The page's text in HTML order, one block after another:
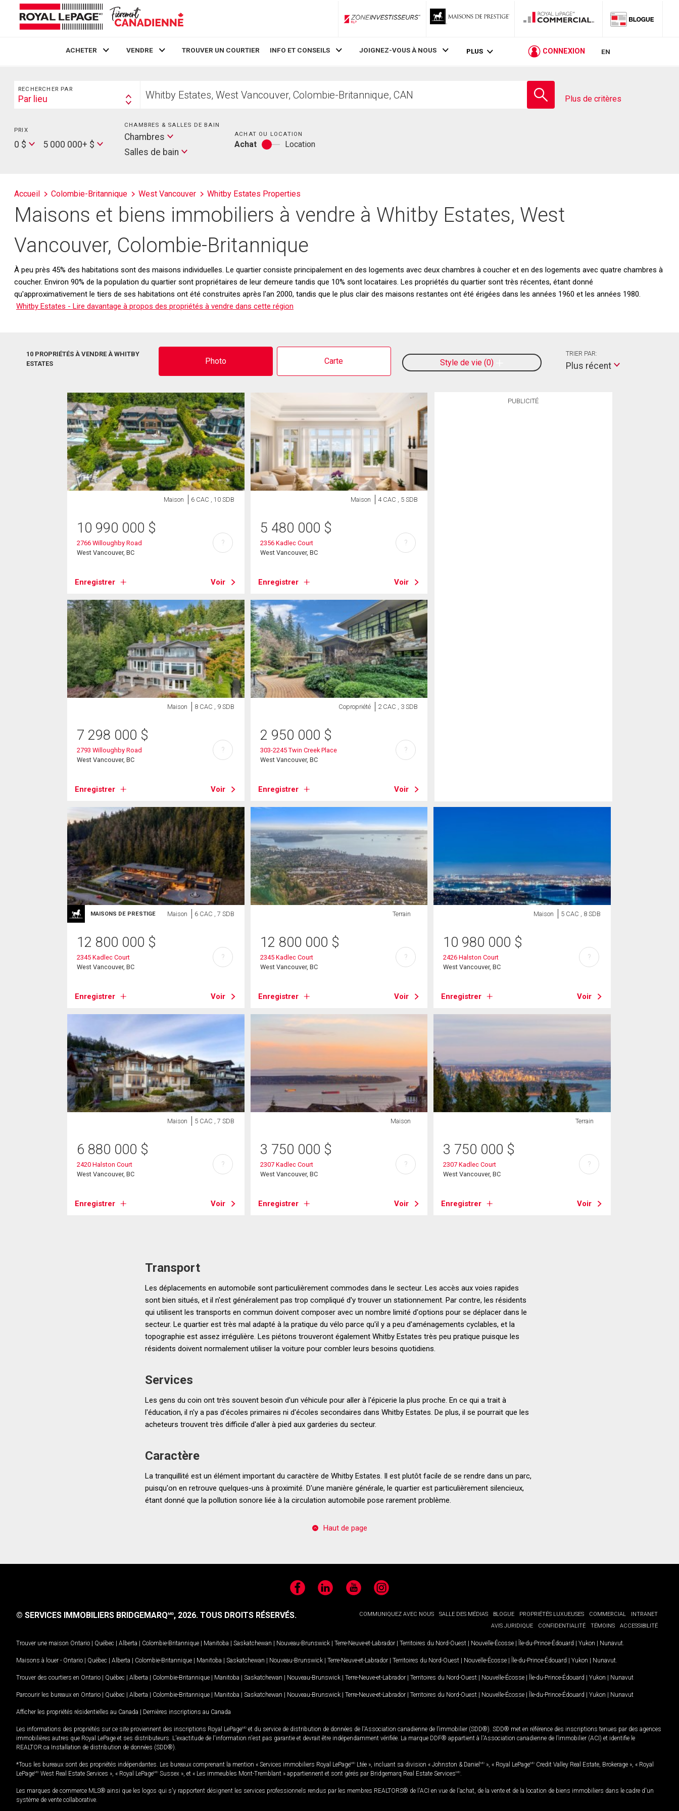
ZoneInvestisseurs RLP
ACHETER VENDRE TROUVER UN COURTIER INFO ET CONSEILS JOIGNEZ-VOUS À NOUS PLUS CONNEXION EN
Rechercher
RECHERCHER PAR
Search
Par lieu
votre
Plus de critères
PRIX
Price
0 $
Max
5 000 000+ $
CHAMBRES & SALLES DE BAIN
Chambres
bain
Salles de bain
ACHAT OU LOCATION
Achat
Achat
Location
Accueil Colombie-Britannique West Vancouver Whitby Estates Properties
Maisons et biens immobiliers à vendre à Whitby Estates, West
Vancouver, Colombie-Britannique
À peu près 45% des habitations sont des maisons individuelles. Le quartier consiste principalement en des logements avec deux chambres à coucher et en des logements avec quatre chambres à
coucher. Environ 90% de la population du quartier sont propriétaires de leur demeure tandis que 10% sont locataires. Les propriétés du quartier sont très récentes, étant donné
qu'approximativement le tiers de ses habitations ont été construites après l'an 2000, tandis que le plus clair des maisons restantes ont été érigées dans les années 1960 et les années 1980.
Whitby Estates - Lire davantage à propos des propriétés à vendre dans cette région
10 PROPRIÉTÉS À VENDRE À WHITBY
ESTATES
Photo Carte Style de vie 0
TRIER PAR:
Plus récent
PUBLICITÉ
Maison 6 CAC , 10 SDB
10 990 000 $
2766 Willoughby Road
West Vancouver, BC
Enregistrer Voir
?
Maison 4 CAC , 5 SDB
5 480 000 $
2356 Kadlec Court
West Vancouver, BC
Enregistrer Voir
?
Maison 8 CAC , 9 SDB
7 298 000 $
2793 Willoughby Road
West Vancouver, BC
Enregistrer Voir
?
Copropriété 2 CAC , 3 SDB
2 950 000 $
303-2245 Twin Creek Place
West Vancouver, BC
Enregistrer Voir
?
MAISONS DE PRESTIGE Maison 6 CAC , 7 SDB
12 800 000 $
2345 Kadlec Court
West Vancouver, BC
Enregistrer Voir
?
Terrain
12 800 000 $
2345 Kadlec Court
West Vancouver, BC
Enregistrer Voir
?
Maison 5 CAC , 8 SDB
10 980 000 $
2426 Halston Court
West Vancouver, BC
Enregistrer Voir
?
Maison 5 CAC , 7 SDB
6 880 000 $
2420 Halston Court
West Vancouver, BC
Enregistrer Voir
?
Maison
3 750 000 $
2307 Kadlec Court
West Vancouver, BC
Enregistrer Voir
?
Terrain
3 750 000 $
2307 Kadlec Court
West Vancouver, BC
Enregistrer Voir
?
Transport
Les déplacements en automobile sont particulièrement commodes dans le secteur. Les accès aux voies rapides
sont bien situés, et il n'est généralement pas trop compliqué d'y trouver un stationnement. Par contre, les résidents
qui utilisent les transports en commun doivent composer avec un nombre limité d'options pour se déplacer dans le
secteur. Le quartier est très mal adapté à la pratique du vélo parce qu'il y a peu d'aménagements cyclables, et la
topographie est assez irrégulière. Les piétons trouveront également Whitby Estates très peu pratique puisque les
résidents doivent normalement utiliser la voiture pour combler leurs besoins quotidiens.
Services
Les gens du coin ont très souvent besoin d'un véhicule pour aller à l'épicerie la plus proche. En ce qui a trait à
l'éducation, il n'y a pas d'écoles primaires ni d'écoles secondaires dans Whitby Estates. De plus, il se pourrait que les
acheteurs trouvent très difficile d'aller à pied aux garderies du secteur.
Caractère
La tranquillité est un élément important du caractère de Whitby Estates. Il est plutôt facile de se rendre dans un parc,
puisqu'on en retrouve quelques-uns à proximité. D'une manière générale, le quartier est particulièrement silencieux,
étant donné que la pollution sonore liée à la circulation automobile pose rarement problème.
Haut de page
FacebookLinkedIn YouTubeInstagram
COMMUNIQUEZ AVEC NOUS SALLE DES MÉDIAS BLOGUE PROPRIÉTÉS LUXUEUSES COMMERCIAL
INTRANET
AVIS JURIDIQUE
CONFIDENTIALITÉ TÉMOINS ACCESSIBILITÉ
© SERVICES IMMOBILIERS BRIDGEMARQMD, 2026. TOUS DROITS RÉSERVÉS.
Trouver une maison Ontario | Québec | Alberta | Colombie-Britannique | Manitoba | Saskatchewan | Nouveau-Brunswick | Terre-Neuve-et-Labrador | Territoires du Nord-Ouest | Nouvelle-Écosse | Île-du-Prince-Édouard | Yukon | Nunavut
Maisons à louer - Ontario | Québec | Alberta | Colombie-Britannique | Manitoba | Saskatchewan | Nouveau-Brunswick | Terre-Neuve-et-Labrador | Territoires du Nord-Ouest | Nouvelle-Écosse | Île-du-Prince-Édouard | Yukon | Nunavut
Trouver des courtiers en Ontario | Québec | Alberta | Colombie-Britannique | Manitoba | Saskatchewan | Nouveau-Brunswick | Terre-Neuve-et-Labrador | Territoires du Nord-Ouest | Nouvelle-Écosse | Île-du-Prince-Édouard | Yukon | Nunavut
Parcourir les bureaux en Ontario | Québec | Alberta | Colombie-Britannique | Manitoba | Saskatchewan | Nouveau-Brunswick | Terre-Neuve-et-Labrador | Territoires du Nord-Ouest | Nouvelle-Écosse | Île-du-Prince-Édouard | Yukon | Nunavut
Afficher les propriétés résidentielles au Canada | Dernières inscriptions au Canada
Les informations des propriétés sur ce site proviennent des inscriptions Royal LePageMD et du service de distribution de données de l'Association canadienne de l’immobilier (SDD®). SDD® met en référence des inscriptions tenues par des agences
immobilières autres que Royal LePage et ses distributeurs. L'exactitude de l'information n'est pas garantie et devrait être indépendamment vérifiée. La marque DDF® appartient à l'Association canadienne de l’immobilier (ACI) et identifie le
REALTOR.ca Installation de distribution de données (SDD®).
*Tous les bureaux sont des propriétés indépendantes. Les bureaux comprenant la mention « Services immobiliers Royal LePageMD Ltée », incluant sa division « Johnston & Daniel MD », « Royal LePageMD Credit Valley Real Estate, Brokerage », « Royal
LePageMD West Real Estate Services », « Royal LePageMD Sussex », et « Les immeubles Mont-Tremblant » appartiennent et sont gérés par Bridgemarq Real Estate ServicesMD
Les marques de commerce MLS® ainsi que les logos qui s'y rapportent désignent les services professionnels rendus par les membres REALTORS® de l'ACI en vue de l'achat, de la vente et de la location de biens immobiliers dans le cadre d'un
système de vente collaborative.